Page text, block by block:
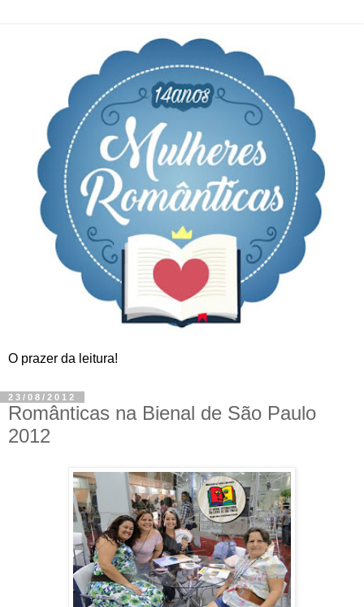
O prazer da leitura!
23/08/2012
Românticas na Bienal de São Paulo
2012